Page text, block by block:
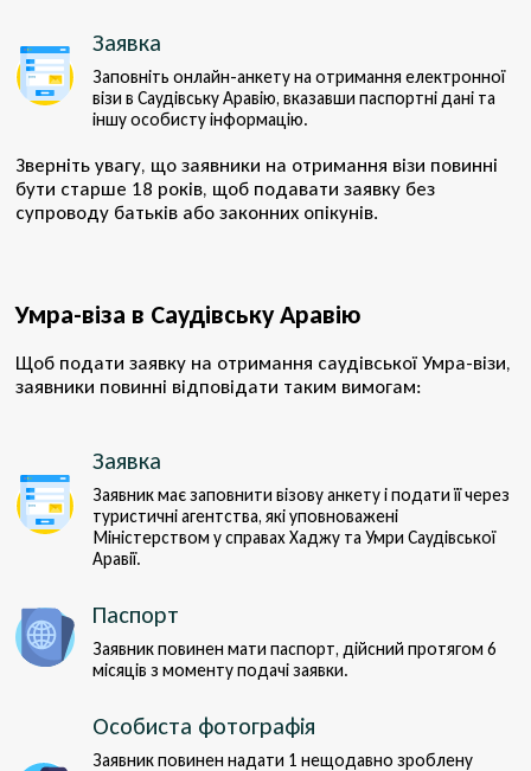
Заявка
Заповніть онлайн-анкету на отримання електронної
візи в Саудівську Аравію, вказавши паспортні дані та
іншу особисту інформацію.
Зверніть увагу, що заявники на отримання візи повинні
бути старше 18 років, щоб подавати заявку без
супроводу батьків або законних опікунів.
Умра-віза в Саудівську Аравію
Щоб подати заявку на отримання саудівської Умра-візи,
заявники повинні відповідати таким вимогам:
Заявка
Заявник має заповнити візову анкету і подати її через
туристичні агентства, які уповноважені
Міністерством у справах Хаджу та Умри Саудівської
Аравії.
Паспорт
Заявник повинен мати паспорт, дійсний протягом 6
місяців з моменту подачі заявки.
Особиста фотографія
Заявник повинен надати 1 нещодавно зроблену